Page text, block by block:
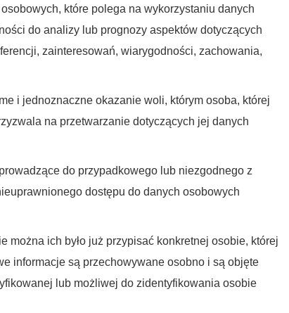
które polega na wykorzystaniu danych
do analizy lub prognozy aspektów dotyczących
zainteresowań, wiarygodności, zachowania,
i jednoznaczne okazanie woli, którym osoba, której
na przetwarzanie dotyczących jej danych
do przypadkowego lub niezgodnego z
dostępu do danych osobowych
ich było już przypisać konkretnej osobie, której
informacje są przechowywane osobno i są objęte
lub możliwej do zidentyfikowania osobie